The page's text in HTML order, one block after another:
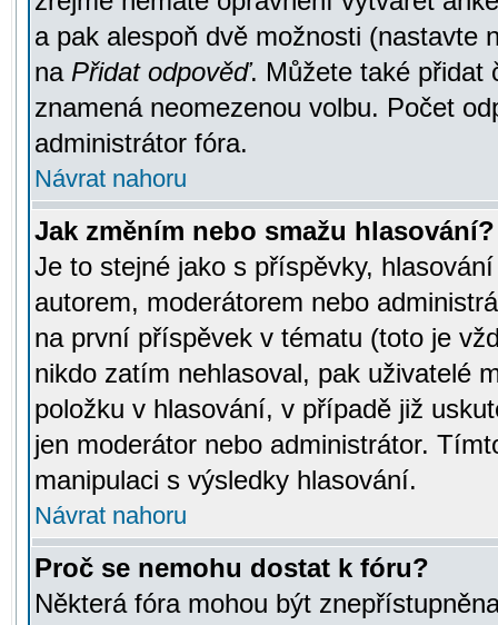
a pak alespoň dvě možnosti (nastavte
na Přidat odpověď. Můžete také přidat
znamená neomezenou volbu. Počet
administrátor fóra.
Návrat nahoru
Jak změním nebo smažu hlasování?
Je to stejné jako s příspěvky,
autorem, moderátorem nebo
na první příspěvek v tématu (toto je
nikdo zatím nehlasoval, pak uživatelé
položku v hlasování, v případě již
jen moderátor nebo administrátor.
manipulaci s výsledky hlasování.
Návrat nahoru
Proč se nemohu dostat k fóru?
Některá fóra mohou být